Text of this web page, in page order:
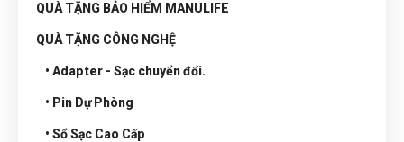
QUÀ TẶNG BẢO HIỂM MANULIFE
QUÀ TẶNG CÔNG NGHỆ
• Adapter - Sạc chuyển đổi.
• Pin Dự Phòng
• Sổ Sạc Cao Cấp